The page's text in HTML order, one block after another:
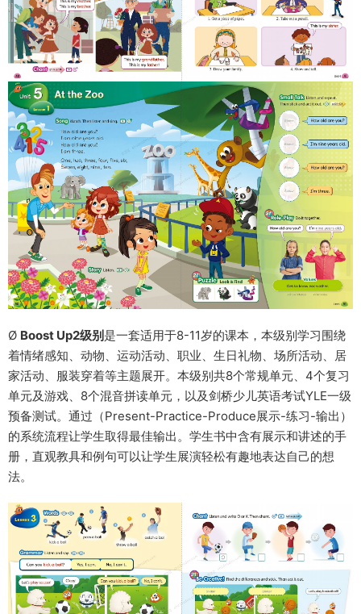
Ø Boost Up2级别是一套适用于8-11岁的课本，本级别学习围绕
着情绪感知、动物、运动活动、职业、生日礼物、场所活动、居
家活动、服装穿着等主题展开。本级别共8个常规单元、4个复习
单元及游戏、8个混音拼读单元，以及剑桥少儿英语考试YLE一级
预备测试。通过（Present-Practice-Produce展示-练习-输出）
的系统流程让学生取得最佳输出。学生书中含有展示和讲述的手
册，直观教具和例句可以让学生展演轻松有趣地表达自己的想
法。